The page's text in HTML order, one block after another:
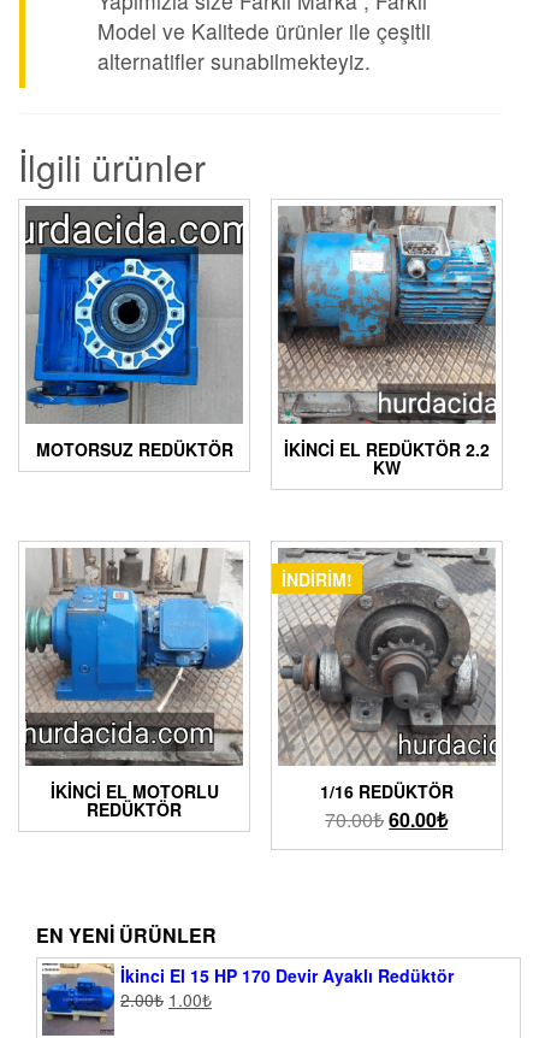
Model ve Kalitede ürünler ile çeşitli
alternatifler sunabilmekteyiz.
İlgili ürünler
MOTORSUZ REDÜKTÖR İKİNCİ EL REDÜKTÖR 2.2
KW
İKINCI EL MOTORLU
REDÜKTÖR
İNDIRIM!
1/16 REDÜKTÖR
70.00₺60.00₺
EN YENI ÜRÜNLER
İkinci El 15 HP 170 Devir Ayaklı Redüktör
2.00₺ 1.00₺